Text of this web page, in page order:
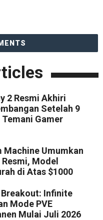
2 Resmi Akhiri
Setelah 9
Temani Gamer
Machine Umumkan
Resmi, Model
di Atas $1000
Infinite
Mode PVE
Mulai Juli 2026